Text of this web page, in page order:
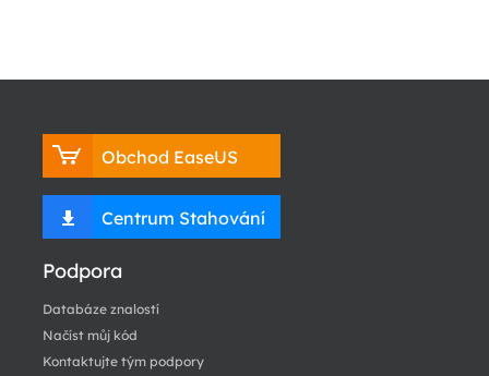
Obchod EaseUS
Centrum Stahování
Podpora
Databáze znalostí
Načíst můj kód
Kontaktujte tým podpory